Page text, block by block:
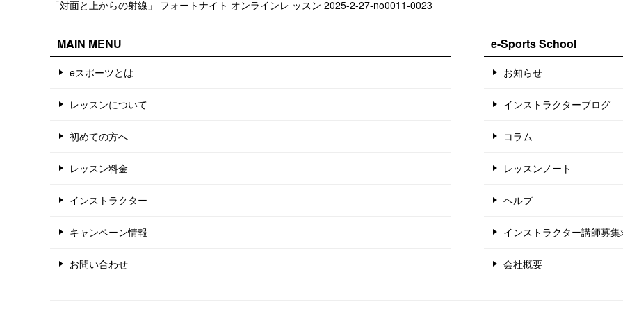
「対面と上からの射線」 フォートナイト オンラインレ ッスン 2025-2-27-no0011-0023
MAIN MENU
eスポーツとは
レッスンについて
初めての方へ
レッスン料金
インストラクター
キャンペーン情報
お問い合わせ
e-Sports School
お知らせ
インストラクターブログ
コラム
レッスンノート
ヘルプ
インストラクター講師募集
会社概要